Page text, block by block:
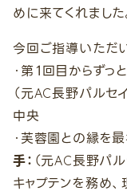
めに来てくれました
今回ご指導いただ
・第１回目からず
（元AC長野パルセ
中央
・芙蓉園との縁を最
手： （元AC長野パ
キャプテンを務め